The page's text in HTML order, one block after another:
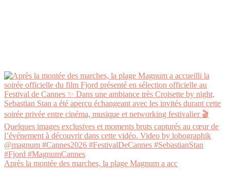
Après la montée des marches, la plage Magnum a acc